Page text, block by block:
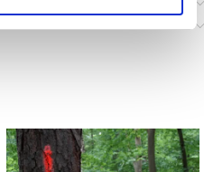
und AGBs